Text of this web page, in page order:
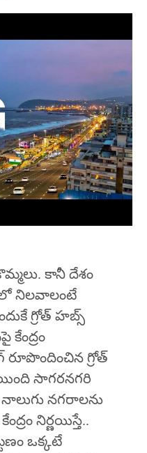
కానీ దేశం
నిలవాలంటే
గ్రోత్‌ హబ్స్‌
కేంద్రం
రూపొందించిన గ్రోత్‌
సాగరనగరి
నగరాలను
నిర్ణయిస్తే..
ఒక్కటే